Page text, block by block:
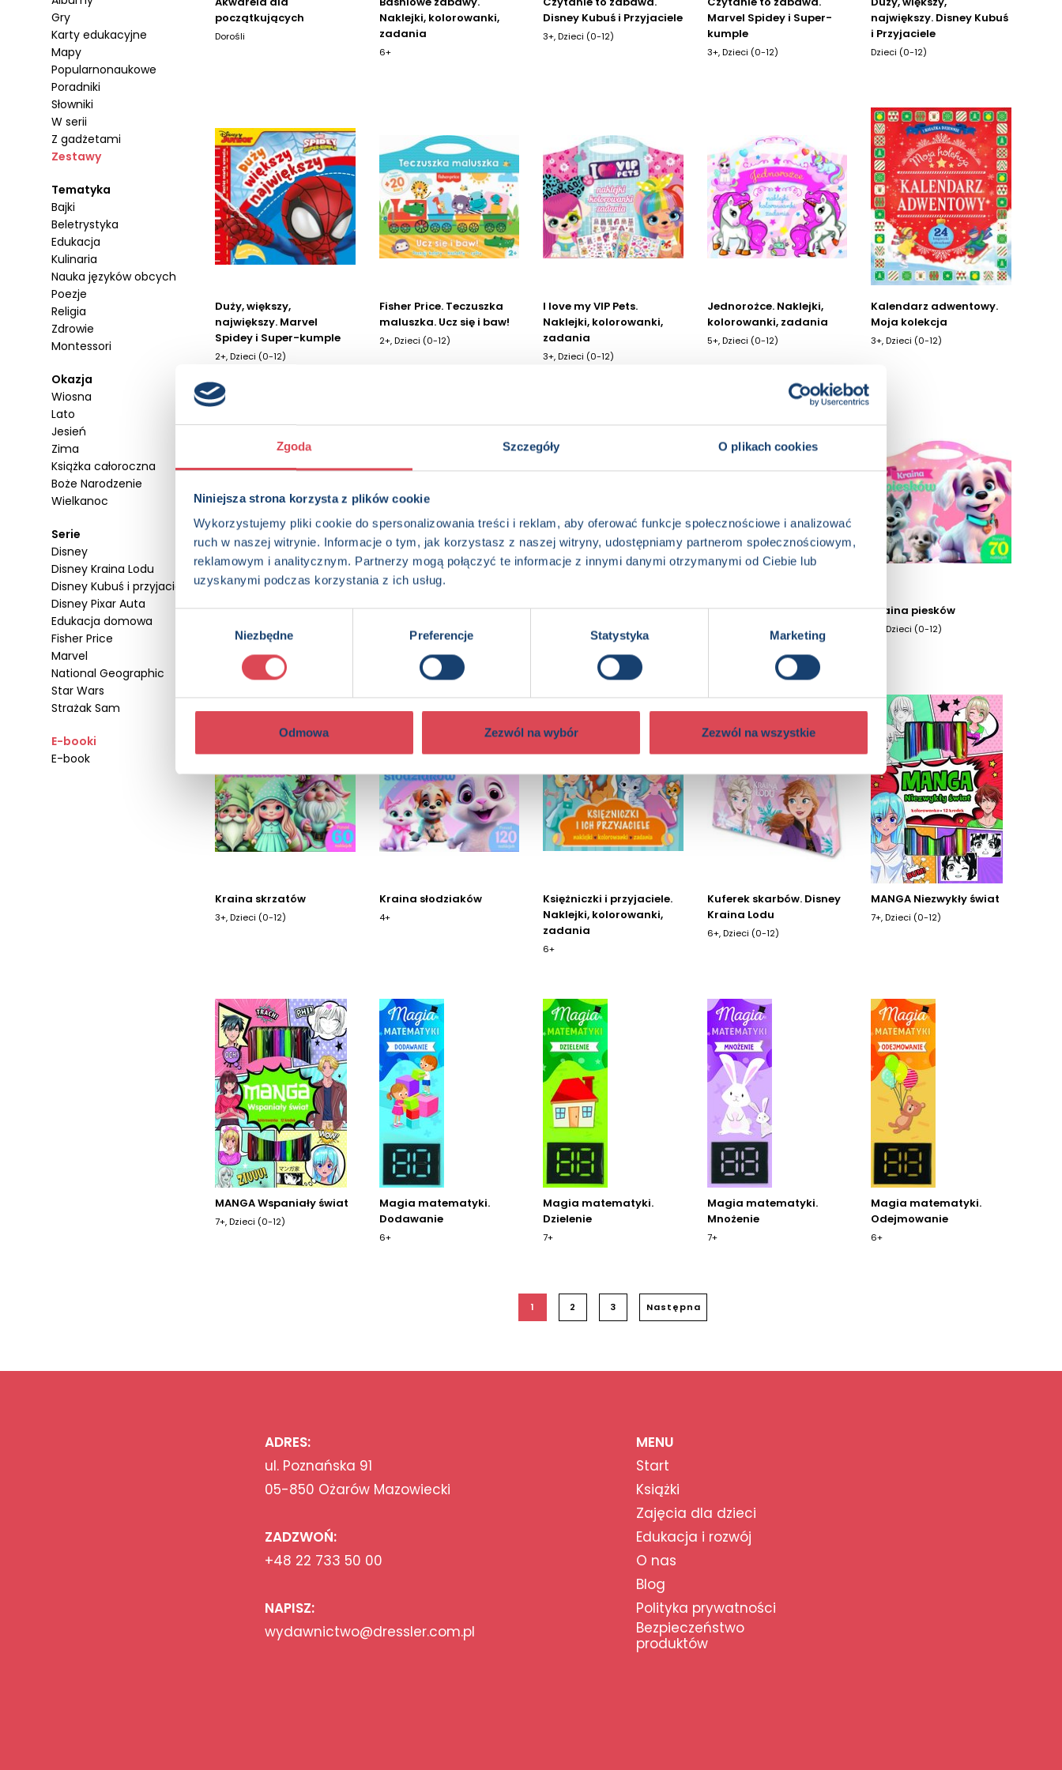
Zgoda Szczegóły O plikach cookies
Niniejsza strona korzysta z plików cookie
Wykorzystujemy pliki cookie do spersonalizowania treści i reklam, aby oferować funkcje społecznościowe i analizować
ruch w naszej witrynie. Informacje o tym, jak korzystasz z naszej witryny, udostępniamy partnerom społecznościowym,
reklamowym i analitycznym. Partnerzy mogą połączyć te informacje z innymi danymi otrzymanymi od Ciebie lub
uzyskanymi podczas korzystania z ich usług.
Niezbędne Preferencje Statystyka Marketing
Odmowa Zezwól na wybór Zezwól na wszystkie
Gry
Karty edukacyjne
Mapy
Popularnonaukowe
Poradniki
Słowniki
W serii
Z gadżetami
Zestawy
Tematyka
Bajki
Beletrystyka
Edukacja
Kulinaria
Nauka języków obcych
Poezje
Religia
Zdrowie
Montessori
Okazja
Wiosna
Lato
Jesień
Zima
Książka całoroczna
Boże Narodzenie
Wielkanoc
Serie
Disney
Disney Kraina Lodu
Disney Kubuś i przyjaciele
Disney Pixar Auta
Edukacja domowa
Fisher Price
Marvel
National Geographic
Star Wars
Strażak Sam
E-booki
E-book
początkujących
Dorośli
Naklejki, kolorowanki,
zadania
6+
Disney Kubuś i Przyjaciele
3+, Dzieci (0-12)
Marvel Spidey i Super-
kumple
3+, Dzieci (0-12)
największy. Disney Kubuś
i Przyjaciele
Dzieci (0-12)
Duży, większy,
największy. Marvel
Spidey i Super-kumple
2+, Dzieci (0-12)
Fisher Price. Teczuszka
maluszka. Ucz się i baw!
2+, Dzieci (0-12)
I love my VIP Pets.
Naklejki, kolorowanki,
zadania
3+, Dzieci (0-12)
Jednorożce. Naklejki,
kolorowanki, zadania
5+, Dzieci (0-12)
Kalendarz adwentowy.
Moja kolekcja
3+, Dzieci (0-12)
Kolorowanka Wesołe
3+, Dzieci (0-12)
Kraina jednorożców Kraina kotków Kraina księżniczek
3+, Dzieci (0-12)
Kraina piesków
3+, Dzieci (0-12)
Kraina skrzatów
3+, Dzieci (0-12)
Kraina słodziaków
4+
Księżniczki i przyjaciele.
Naklejki, kolorowanki,
zadania
6+
Kuferek skarbów. Disney
Kraina Lodu
6+, Dzieci (0-12)
MANGA Niezwykły świat
7+, Dzieci (0-12)
MANGA Wspaniały świat
7+, Dzieci (0-12)
Magia matematyki.
Dodawanie
6+
Magia matematyki.
Dzielenie
7+
Magia matematyki.
Mnożenie
7+
Magia matematyki.
Odejmowanie
6+
1 2 3 Następna
ADRES:
ul. Poznańska 91
05-850 Ożarów Mazowiecki
ZADZWOŃ:
+48 22 733 50 00
NAPISZ:
wydawnictwo@dressler.com.pl
MENU
Start
Książki
Zajęcia dla dzieci
Edukacja i rozwój
O nas
Blog
Polityka prywatności
Bezpieczeństwo
produktów